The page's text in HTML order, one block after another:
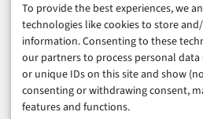
To provide the best experiences, we
technologies like cookies to store
information. Consenting to these
our partners to process personal
or unique IDs on this site and show
consenting or withdrawing consent,
features and functions.
Business & Karriere
Sicherheit & Recht
Digitalisierung
Marketing
Magazin